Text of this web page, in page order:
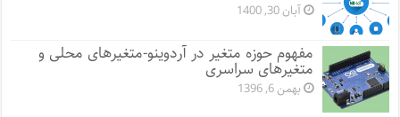
آبان 30, 1400
مفهوم حوزه متغیر در آردوینو-متغیرهای محلی و
متغیرهای سراسری
بهمن 6, 1396